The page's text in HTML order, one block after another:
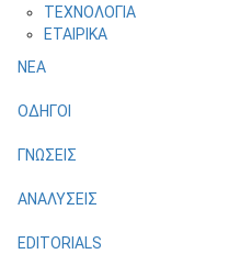
ΤΕΧΝΟΛΟΓΙΑ
ΕΤΑΙΡΙΚΑ
ΝΕΑ
ΟΔΗΓΟΙ
ΓΝΩΣΕΙΣ
ΑΝΑΛΥΣΕΙΣ
EDITORIALS